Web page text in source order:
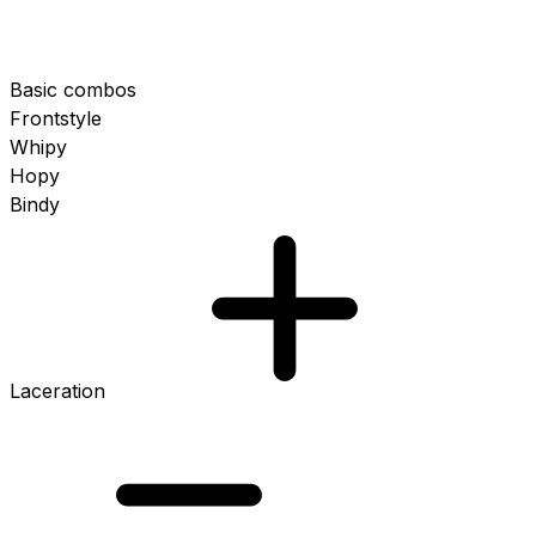
Basic combos
Frontstyle
Whipy
Hopy
Bindy
Laceration